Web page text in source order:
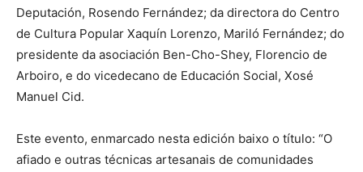
Deputación, Rosendo Fernández; da directora do Centro
de Cultura Popular Xaquín Lorenzo, Mariló Fernández; do
presidente da asociación Ben-Cho-Shey, Florencio de
Arboiro, e do vicedecano de Educación Social, Xosé
Manuel Cid.
Este evento, enmarcado nesta edición baixo o título: “O
afiado e outras técnicas artesanais de comunidades